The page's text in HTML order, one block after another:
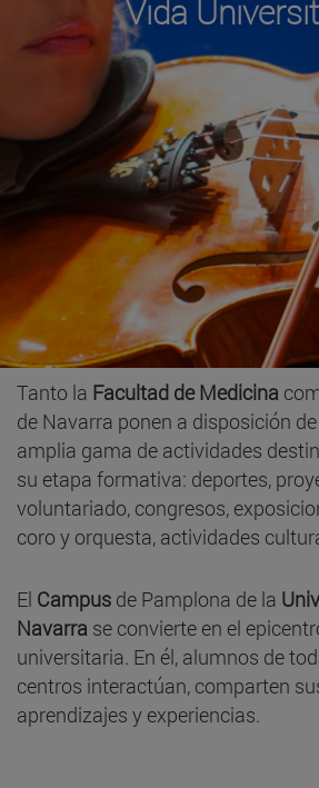
Vida
Tanto la Facultad de Medicina
de Navarra ponen a disposición
amplia gama de actividades
su etapa formativa: deportes,
voluntariado, congresos,
coro y orquesta, actividades
El Campus de Pamplona de la
Navarra se convierte en el
universitaria. En él, alumnos de
centros interactúan, comparten
aprendizajes y experiencias.